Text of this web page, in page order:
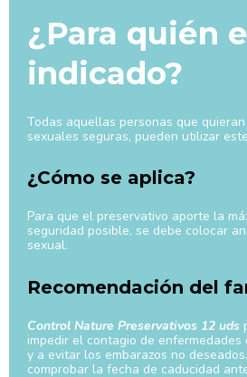
¿Para quién
indicado?
Todas aquellas personas que
sexuales seguras, pueden utilizar
¿Cómo se aplica?
Para que el preservativo aporte la
seguridad posible, se debe colocar
sexual.
Recomendación del
Control Nature Preservativos 12 uds
impedir el contagio de
y a evitar los embarazos no
comprobar la fecha de caducidad